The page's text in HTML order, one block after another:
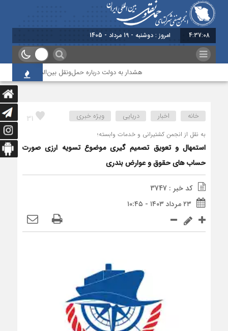
4:37:08 برابر با : Monday - 10 August - 2026
هشدار به دولت درباره حمل‌ونقل بین‌المللی؛ شرکت‌ها
31 خانه اخبار دریایی ویژه خبری
به نقل از انجمن کشتیرانی و خدمات وابسته؛
استمهال و تعویق تصمیم گیری موضوع تسویه ارزی صورت
حساب های حقوق و عوارض بندری
کد خبر : 3747
۲۳ مرداد ۱۴۰۳ - ۱۰:۴۵